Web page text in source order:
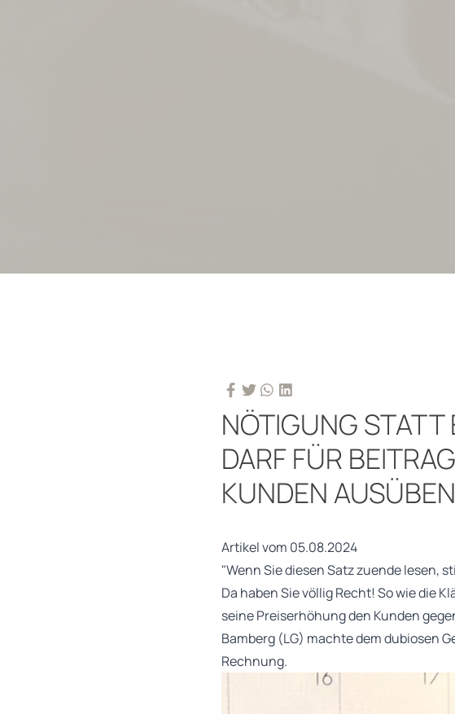
NÖTIGUNG
DARF FÜR
KUNDEN AUSÜBEN
Artikel vom 05.08.2024
"Wenn Sie diesen Satz zuende lesen,
Da haben Sie völlig Recht! So wie die
seine Preiserhöhung den Kunden
Bamberg (LG) machte dem dubiosen
Rechnung.